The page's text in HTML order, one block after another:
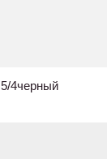
4черный